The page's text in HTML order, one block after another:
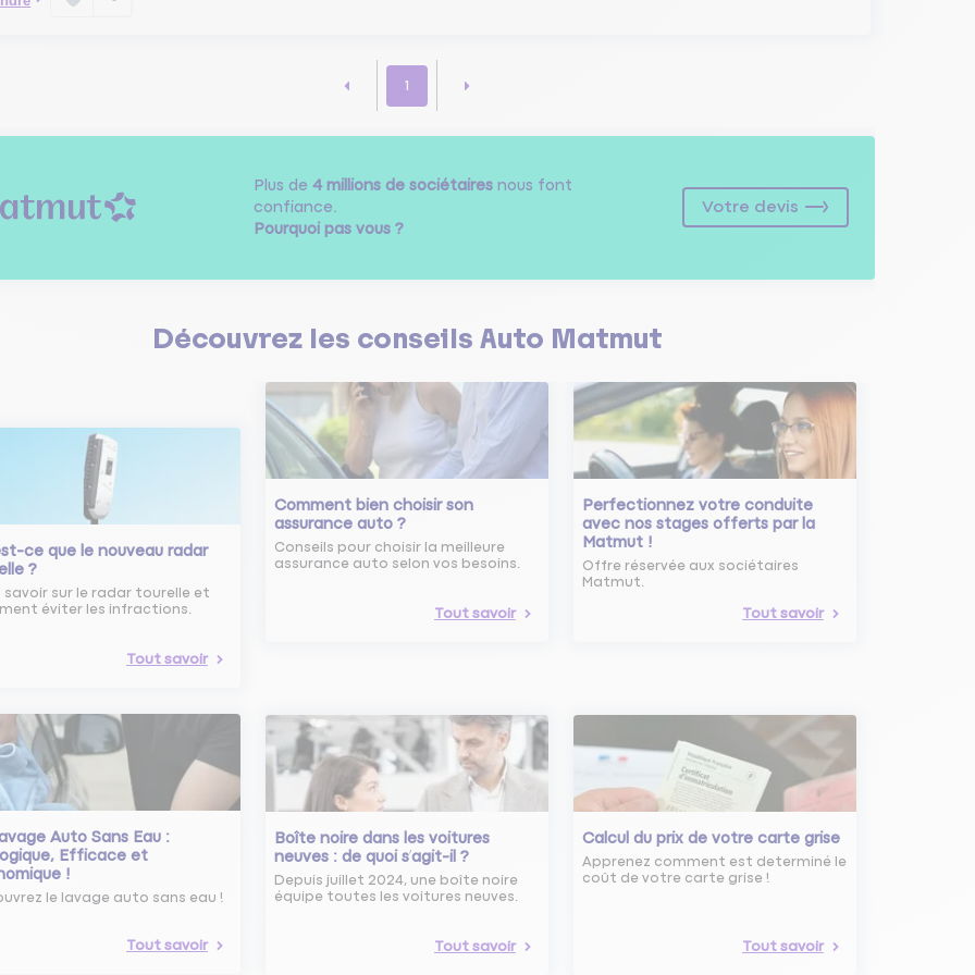
1
Plus de 4 millions de sociétairesnous font
confiance.
Pourquoi pas vous ?
Votre devis
Découvrez les conseils Auto Matmut
ce que le nouveau radar
?
savoir sur le radar tourelle et
éviter les infractions.
Tout savoir
Comment bien choisir son
assurance auto ?
Conseils pour choisir la meilleure
assurance auto selon vos besoins.
Tout savoir
Perfectionnez votre conduite
avec nos stages offerts par la
Matmut !
Offre réservée aux sociétaires
Matmut.
Tout savoir
Auto Sans Eau :
Efficace et
!
le lavage auto sans eau !
Tout savoir
Boîte noire dans les voitures
neuves : de quoi s’agit-il ?
Depuis juillet 2024, une boîte noire
équipe toutes les voitures neuves.
Tout savoir
Calcul du prix de votre carte grise
Apprenez comment est determiné le
coût de votre carte grise !
Tout savoir